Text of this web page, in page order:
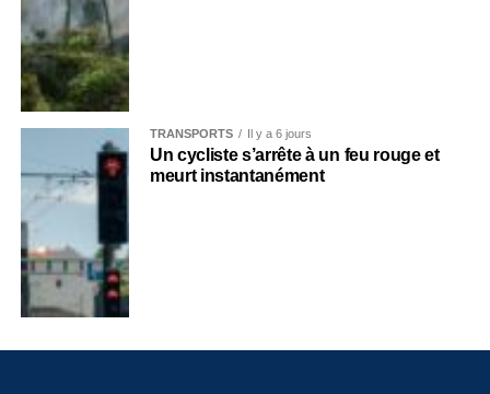
TRANSPORTS Il y a 6 jours
Un cycliste s’arrête à un feu rouge et
meurt instantanément